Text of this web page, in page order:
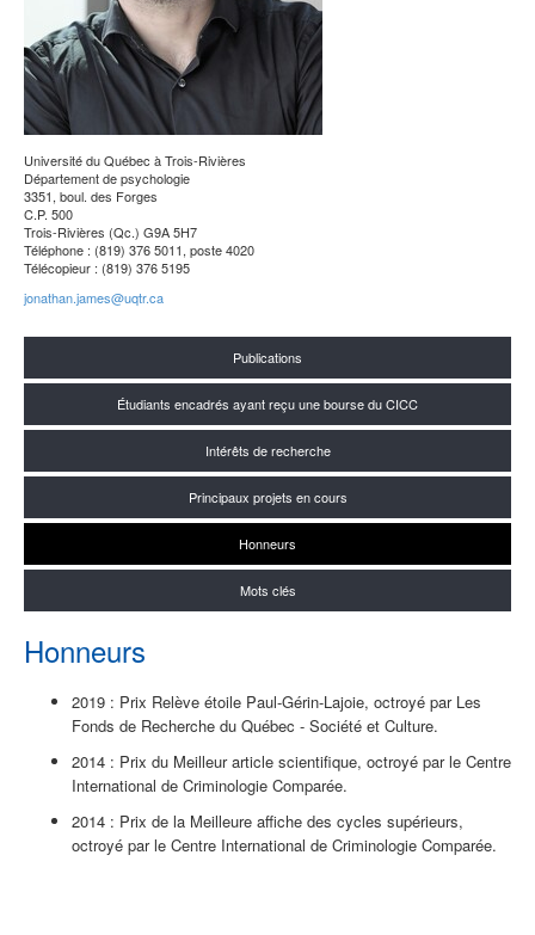
Université du Québec à Trois-Rivières
Département de psychologie
3351, boul. des Forges
C.P. 500
Trois-Rivières (Qc.) G9A 5H7
Téléphone : (819) 376 5011, poste 4020
Télécopieur : (819) 376 5195
jonathan.james@uqtr.ca
Publications
Étudiants encadrés ayant reçu une bourse du CICC
Intérêts de recherche
Principaux projets en cours
Honneurs
Mots clés
Honneurs
2019 : Prix Relève étoile Paul-Gérin-Lajoie, octroyé par Les
Fonds de Recherche du Québec - Société et Culture.
2014 : Prix du Meilleur article scientifique, octroyé par le Centre
International de Criminologie Comparée.
2014 : Prix de la Meilleure affiche des cycles supérieurs,
octroyé par le Centre International de Criminologie Comparée.